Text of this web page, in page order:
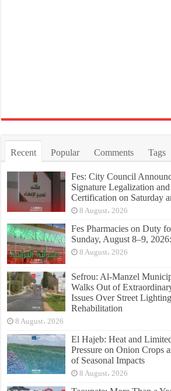
Recent Popular Comments Tags
Fes: City Council
Signature Legalization
Certification on Saturday
8 August، 2026
Fes Pharmacies on Duty
Sunday, August 8–9,
8 August، 2026
Sefrou: Al-Manzel
Walks Out of
Issues Over Street
Rehabilitation
8 August، 2026
El Hajeb: Heat and
Pressure on Onion Crops
of Seasonal Impacts
8 August، 2026